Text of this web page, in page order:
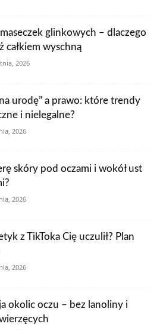
glinkowych – dlaczego
całkiem wyschną
2026
urodę” a prawo: które trendy
i nielegalne?
2026
skóry pod oczami i wokół ust
2026
z TikToka Cię uczulił? Plan
2026
okolic oczu – bez lanoliny i